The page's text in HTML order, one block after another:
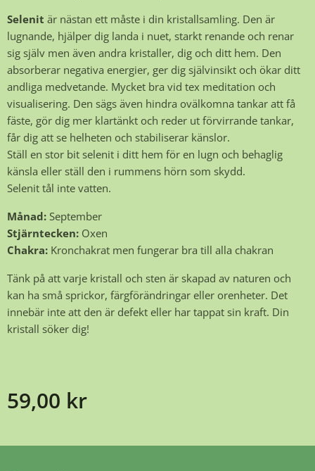
Selenit är nästan ett måste i din kristallsamling. Den är
lugnande, hjälper dig landa i nuet, starkt renande och renar
sig själv men även andra kristaller, dig och ditt hem. Den
absorberar negativa energier, ger dig självinsikt och ökar ditt
andliga medvetande. Mycket bra vid tex meditation och
visualisering. Den sägs även hindra ovälkomna tankar att få
fäste, gör dig mer klartänkt och reder ut förvirrande tankar,
får dig att se helheten och stabiliserar känslor.
Ställ en stor bit selenit i ditt hem för en lugn och behaglig
känsla eller ställ den i rummens hörn som skydd.
Selenit tål inte vatten.
Månad: September
Stjärntecken: Oxen
Chakra: Kronchakrat men fungerar bra till alla chakran
Tänk på att varje kristall och sten är skapad av naturen och
kan ha små sprickor, färgförändringar eller orenheter. Det
innebär inte att den är defekt eller har tappat sin kraft. Din
kristall söker dig!
59,00 kr